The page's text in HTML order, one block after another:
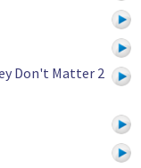
Don't Matter 2